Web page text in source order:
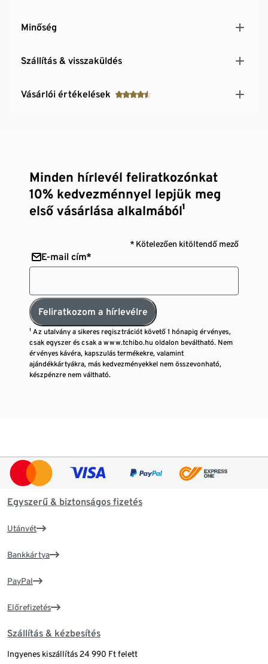
Minőség
Szállítás & visszaküldés
Vásárlói értékelések
Minden hírlevél feliratkozónkat
10% kedvezménnyel lepjük meg
első vásárlása alkalmából¹
* Kötelezően kitöltendő mező
E-mail cím*
Feliratkozom a hírlevélre
¹ Az utalvány a sikeres regisztrációt követő 1 hónapig érvényes,
csak egyszer és csak a www.tchibo.hu oldalon beváltható. Nem
érvényes kávéra, kapszulás termékekre, valamint
ajándékkártyákra, más kedvezményekkel nem összevonható,
készpénzre nem váltható.
Egyszerű & biztonságos fizetés
Utánvét
Bankkártya
PayPal
Előrefizetés
Szállítás & kézbesítés
Ingyenes kiszállítás 24 990 Ft felett